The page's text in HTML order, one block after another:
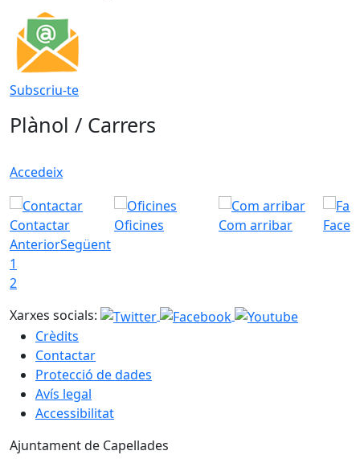
Subscriu-te
Plànol / Carrers
Accedeix
Contactar Oficines Com arribar
AnteriorSegüent
1
2
Xarxes socials:
Crèdits
Contactar
Protecció de dades
Avís legal
Accessibilitat
Ajuntament de Capellades